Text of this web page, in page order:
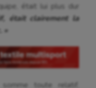
était lui plus dur
était clairement la
»
toute relatif,